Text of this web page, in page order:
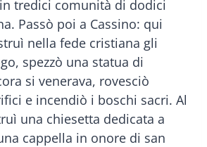
tredici comunità di dodici
Passò poi a Cassino: qui
nella fede cristiana gli
spezzò una statua di
si venerava, rovesciò
e incendiò i boschi sacri. Al
una chiesetta dedicata a
cappella in onore di san